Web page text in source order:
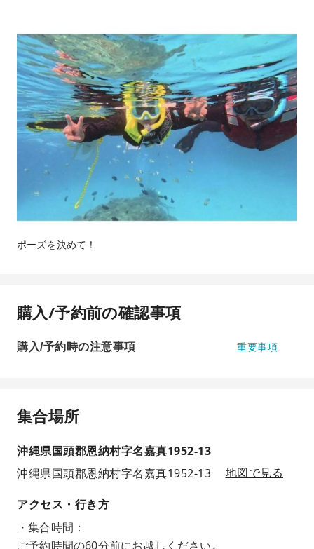
ポーズを決めて！
購入/予約前の確認事項
購入/予約時の注意事項 重要事項
集合場所
沖縄県国頭郡恩納村字名嘉真1952-13
沖縄県国頭郡恩納村字名嘉真1952-13
地図で見る
アクセス・行き方
・集合時間：
ご予約時間の60分前にお越しください。